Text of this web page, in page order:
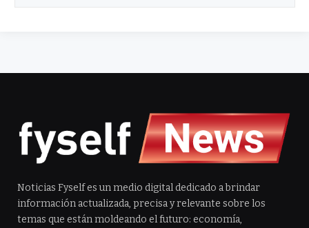
Noticias Fyself es un medio digital dedicado a brindar
información actualizada, precisa y relevante sobre los
temas que están moldeando el futuro: economía,